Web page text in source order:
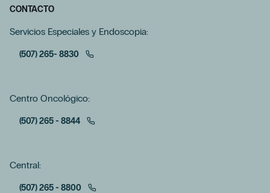
CONTACTO
Servicios Especiales y Endoscopia:
(507) 265- 8830
Centro Oncológico:
(507) 265 - 8844
Central:
(507) 265 - 8800